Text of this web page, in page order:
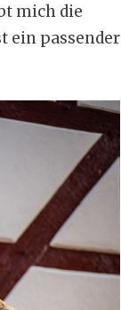
mich die
ein passender